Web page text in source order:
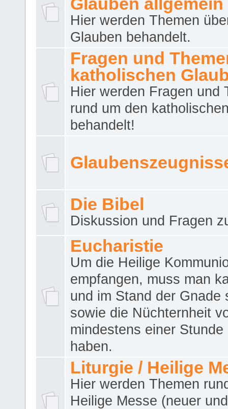
Hier werden Themen
Glauben behandelt.
Fragen und
katholischen
Hier werden Fragen und
rund um den
behandelt!
Die Bibel
Diskussion und Fragen
Eucharistie
Um die Heilige
empfangen, muss man
und im Stand der Gnade
sowie die Nüchternheit
mindestens einer Stunde
haben.
Liturgie / Heilige
Hier werden Themen
Heilige Messe (neuer